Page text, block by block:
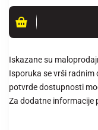
Iskazane su
Isporuka se vrši radnim
potvrde dostupnosti
Za dodatne informacije